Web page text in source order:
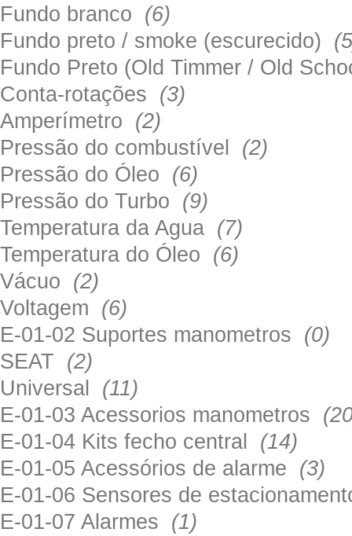
Fundo branco (6)
Fundo preto / smoke (escurecido)
Fundo Preto (Old Timmer / Old
Conta-rotações (3)
Amperímetro (2)
Pressão do combustível (2)
Pressão do Óleo (6)
Pressão do Turbo (9)
Temperatura da Agua (7)
Temperatura do Óleo (6)
Vácuo (2)
Voltagem (6)
E-01-02 Suportes manometros (0)
SEAT (2)
Universal (11)
E-01-03 Acessorios manometros
E-01-04 Kits fecho central (14)
E-01-05 Acessórios de alarme (3)
E-01-06 Sensores de
E-01-07 Alarmes (1)